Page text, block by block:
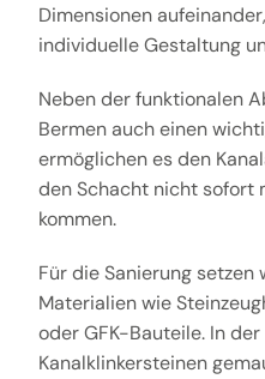
Dimensionen
individuelle Gestaltung
Neben der funktionalen
Bermen auch einen
ermöglichen es den
den Schacht nicht sofort
kommen.
Für die Sanierung
Materialien wie
oder GFK-Bauteile. In
Kanalklinkersteinen